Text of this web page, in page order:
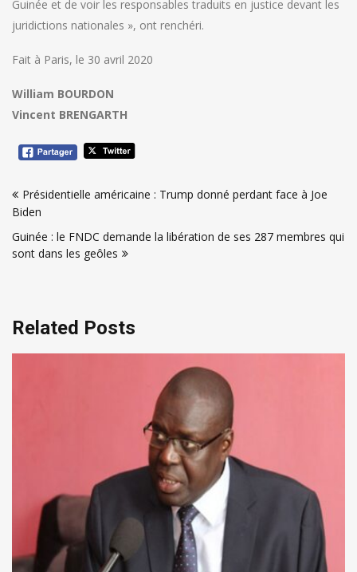
Guinée et de voir les responsables traduits en justice devant les
juridictions nationales », ont renchéri.
Fait à Paris, le 30 avril 2020
William BOURDON
Vincent BRENGARTH
de
l’article
Présidentielle américaine : Trump donné perdant face à Joe
Biden
Guinée : le FNDC demande la libération de ses 287 membres qui
sont dans les geôles
Related Posts